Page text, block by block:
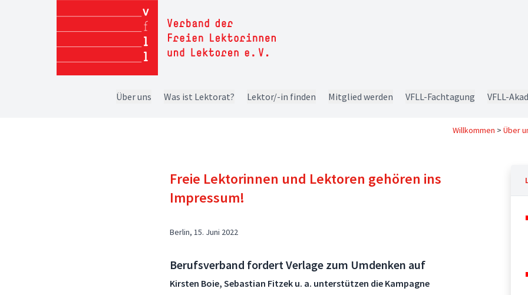
Über uns Was ist Lektorat? Lektor/-in finden Mitglied werden VFLL-Fachtagung VFLL-
Willkommen > Über
Freie Lektorinnen und Lektoren gehören ins
Impressum!
Berlin, 15. Juni 2022
Berufsverband fordert Verlage zum Umdenken auf
Kirsten Boie, Sebastian Fitzek u. a. unterstützen die Kampagne